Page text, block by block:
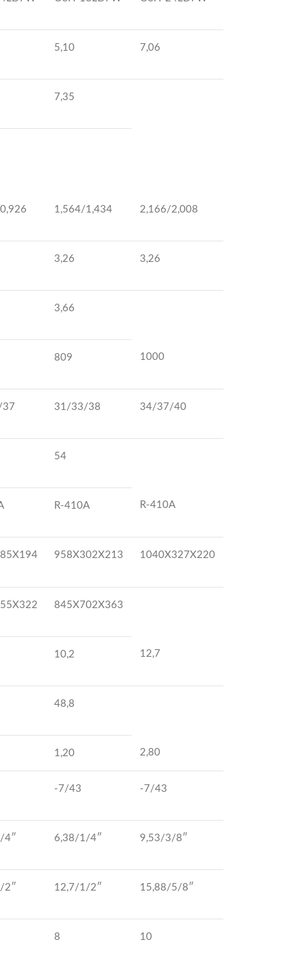
5,10 7,06
7,35
1,564/1,434 2,166/2,008
3,26 3,26
3,66
809 1000
31/33/38 34/37/40
54
R-410A R-410A
958Х302Х213 1040Х327Х220
845Х702Х363
10,2 12,7
48,8
1,20 2,80
-7/43 -7/43
4″ 6,38/1/4″ 9,53/3/8″
2″ 12,7/1/2″ 15,88/5/8″
8 10